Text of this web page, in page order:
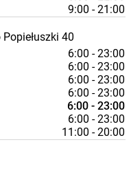
9:00 - 21:00
40
6:00 - 23:00
6:00 - 23:00
6:00 - 23:00
6:00 - 23:00
6:00 - 23:00
6:00 - 23:00
11:00 - 20:00